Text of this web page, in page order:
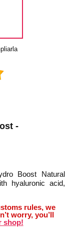
-
Boost Natural
hyaluronic acid,
rules, we
worry, you’ll
shop!